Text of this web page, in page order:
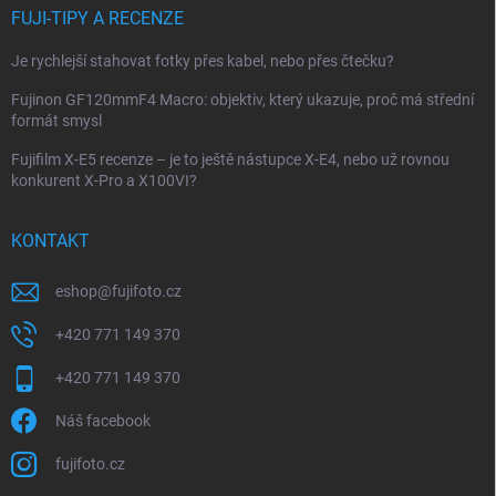
FUJI-TIPY A RECENZE
Je rychlejší stahovat fotky přes kabel, nebo přes čtečku?
Fujinon GF120mmF4 Macro: objektiv, který ukazuje, proč má střední
formát smysl
Fujifilm X-E5 recenze – je to ještě nástupce X-E4, nebo už rovnou
konkurent X-Pro a X100VI?
KONTAKT
eshop@fujifoto.cz
+420 771 149 370
+420 771 149 370
Náš facebook
fujifoto.cz